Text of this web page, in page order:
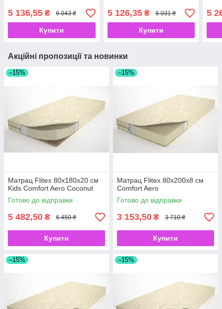
5 136,55 ₴ 6 043 ₴
Купити
5 126,35₴ 6 031 ₴
Купити
5
Акційні пропозиції та новинки
–15%
Матрац Flitex 80х180х20 см
Kids Comfort Aero Coconut
Готово до відправки
5 482,50 ₴ 6 450 ₴
Купити
–15%
Матрац Flitex 80х200х8 см
Comfort Aero
Готово до відправки
3 153,50 ₴ 3 710 ₴
Купити
–15% –15%